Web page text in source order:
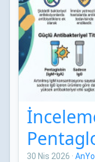
30 Nis 2026 ·